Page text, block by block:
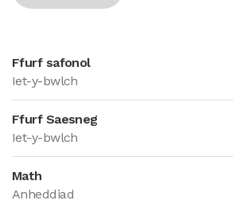
Ffurf safonol
Iet-y-bwlch
Ffurf Saesneg
Iet-y-bwlch
Math
Anheddiad